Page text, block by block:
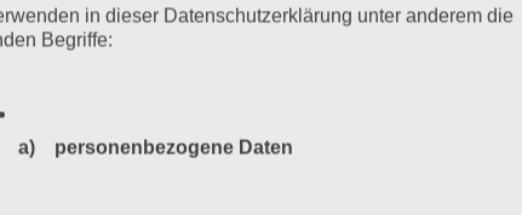
in dieser Datenschutzerklärung unter anderem die
Begriffe:
a) personenbezogene Daten